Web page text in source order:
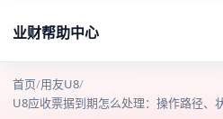
业财帮助中心
首页/用友U8/
U8应收票据到期怎么处理：操作路径、